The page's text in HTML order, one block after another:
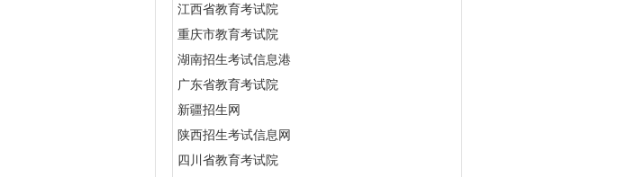
江西省教育考试院
重庆市教育考试院
湖南招生考试信息港
广东省教育考试院
新疆招生网
陕西招生考试信息网
四川省教育考试院